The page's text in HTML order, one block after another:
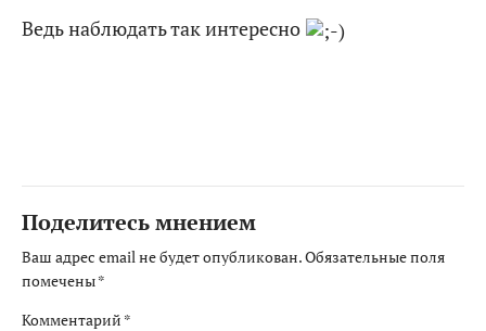
Ведь наблюдать так интересно
Поделитесь мнением
Ваш адрес email не будет опубликован.Обязательные поля
помечены*
Комментарий *